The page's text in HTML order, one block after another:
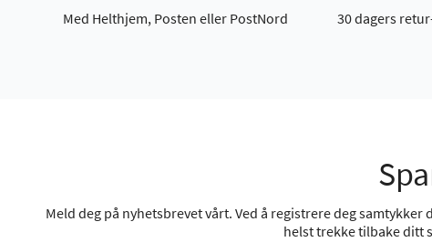
Med Helthjem, Posten eller PostNord
30 dagers
Meld deg på nyhetsbrevet vårt. Ved å registrere deg
helst trekke tilbake ditt